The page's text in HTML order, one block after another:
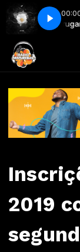
Madrugando
Avicii Lonely
2019